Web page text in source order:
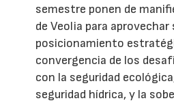
semestre ponen de
de Veolia para aprovechar
posicionamiento
convergencia de los
con la seguridad
seguridad hídrica, y la